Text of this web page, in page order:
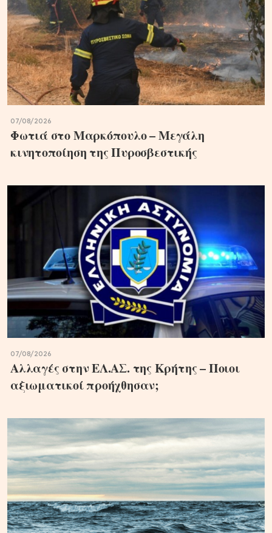
07/08/2026
Φωτιά στο Μαρκόπουλο – Μεγάλη
κινητοποίηση της Πυροσβεστικής
07/08/2026
Αλλαγές στην ΕΛ.ΑΣ. της Κρήτης – Ποιοι
αξιωματικοί προήχθησαν;